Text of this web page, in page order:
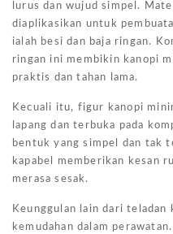
lurus dan wujud simpel.
diaplikasikan untuk
ialah besi dan baja ringan.
ringan ini membikin kanopi
praktis dan tahan lama.
Kecuali itu, figur kanopi
lapang dan terbuka pada
bentuk yang simpel dan tak
kapabel memberikan kesan
merasa sesak.
Keunggulan lain dari teladan
kemudahan dalam